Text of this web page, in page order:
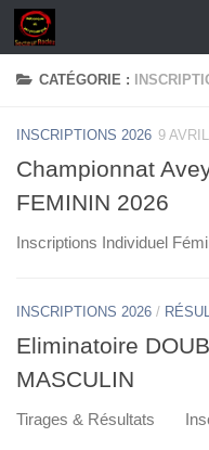
Skip to content
CATÉGORIE :
INSCRIPTIONS 2026 9
Championnat
FEMININ 2026
Inscriptions Individuel
INSCRIPTIONS 2026 /
Eliminatoire
MASCULIN
Tirages & Résultats